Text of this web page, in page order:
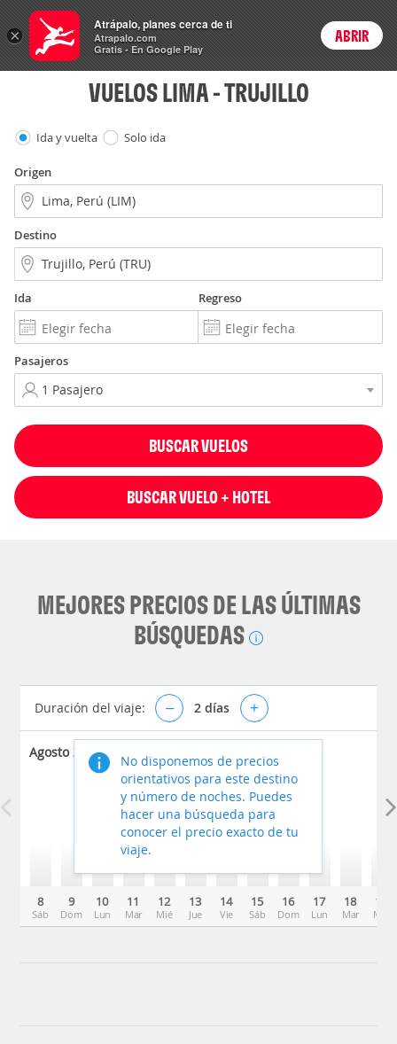
Vuelos Login
VUELOS LIMA - TRUJILLO
Ida y vuelta Solo ida
Origen
Destino
Ida Regreso
Pasajeros
BUSCAR VUELOS
BUSCAR VUELO + HOTEL
MEJORES PRECIOS DE LAS ÚLTIMAS
BÚSQUEDAS
Duración del viaje: – 2 días +
Agosto 2026
8
Sáb
9
Dom
10
Lun
11
Mar
12
Mié
13
Jue
14
Vie
15
Sáb
16
Dom
17
Lun
18
Mar
19
Mié
No disponemos de precios
orientativos para este destino
y número de noches. Puedes
hacer una búsqueda para
conocer el precio exacto de tu
viaje.
×
Atrápalo, planes cerca de ti
Atrapalo.com
Gratis - En Google Play
ABRIR